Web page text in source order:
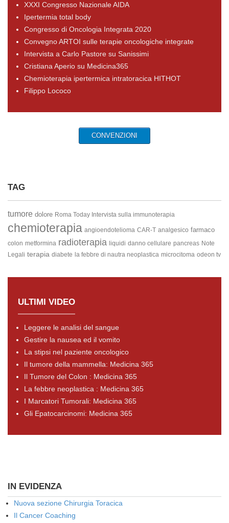
XXXI Congresso Nazionale AIDA
Ipertermia total body
Congresso di Oncologia Integrata 2020
Convegno ARTOI sulle terapie oncologiche integrate
Intervista a Carlo Pastore su Sanissimi
Cristiana Aperio su Medicina365
Chemioterapia ipertermica intratoracica HITHOT
Filippo Lococo
CONVENZIONI
TAG
tumore dolore Roma Today Intervista sulla immunoterapia
chemioterapia angioendotelioma CAR-T analgesico farmaco
colon metformina radioterapia liquidi danno cellulare pancreas Note
Legali terapia diabete la febbre di nautra neoplastica microcitoma odeon tv
ULTIMI VIDEO
Leggere le analisi del sangue
Gestire la nausea ed il vomito
La stipsi nel paziente oncologico
Il tumore della mammella: Medicina 365
Il Tumore del Colon : Medicina 365
La febbre neoplastica : Medicina 365
I Marcatori Tumorali: Medicina 365
Gli Epatocarcinomi: Medicina 365
IN EVIDENZA
Nuova sezione Chirurgia Toracica
Il Cancer Coaching